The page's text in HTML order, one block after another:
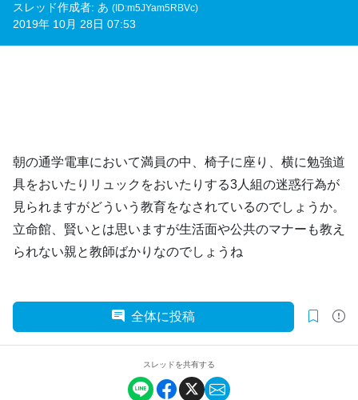
スレッド作成者: あ (ID:m5JYam5RBVc)
2019年 10月 28日 07:53
朝の通学電車において満員の中、椅子に座り、横に勉強道
具をおいたりリュックをおいたりする3人組の迷惑行為が
見られますがどういう教育をなされているのでしょうか。
立命館、賢いとは思いますが生活面や公共のマナーも教え
られない親と教師ばかりなのでしょうね
全体に投稿
スレッドを共有する